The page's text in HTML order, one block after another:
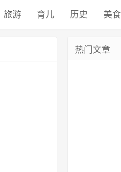
旅游 育儿 历史 美食
热门文章